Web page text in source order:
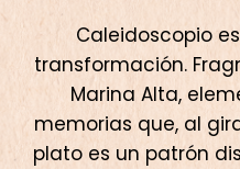
Caleidoscopio
transformación.
Marina Alta,
memorias que, al
plato es un patrón